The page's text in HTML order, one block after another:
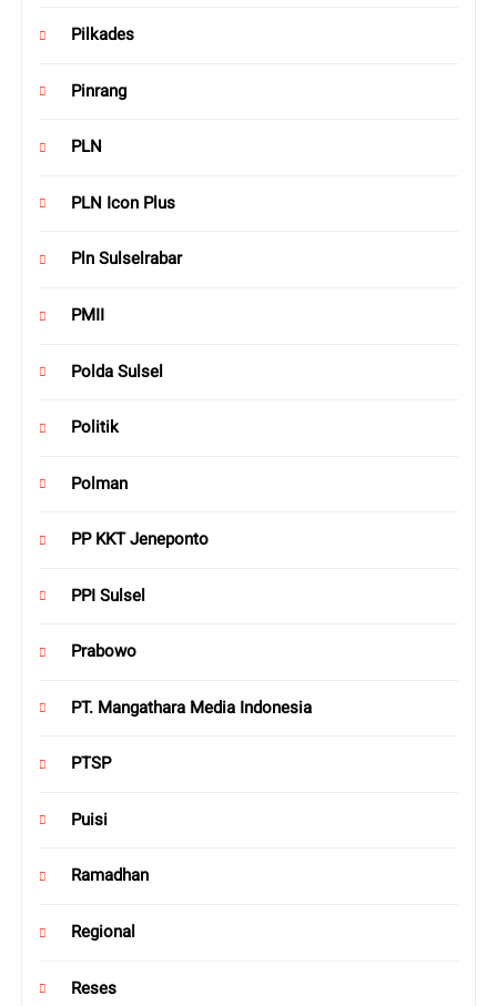
Pilkades
Pinrang
PLN
PLN Icon Plus
Pln Sulselrabar
PMII
Polda Sulsel
Politik
Polman
PP KKT Jeneponto
PPI Sulsel
Prabowo
PT. Mangathara Media Indonesia
PTSP
Puisi
Ramadhan
Regional
Reses